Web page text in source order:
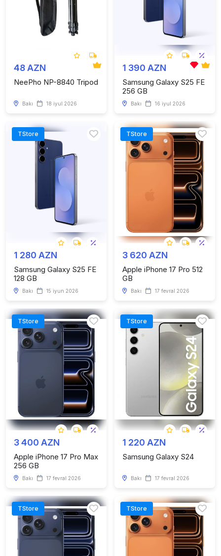
48 AZN
NeePho NP-8840 Tripod
Bakı 18 iyul 2026
1 390 AZN
Samsung Galaxy S25 FE
256 GB
Bakı 16 iyul 2026
TStore
1 280 AZN
Samsung Galaxy S25 FE
128 GB
Bakı 15 iyun 2026
TStore
3 620 AZN
Apple iPhone 17 Pro 512
GB
Bakı 17 fevral 2026
TStore
3 400 AZN
Apple iPhone 17 Pro Max
256 GB
Bakı 17 fevral 2026
TStore
1 220 AZN
Samsung Galaxy S24
Bakı 17 fevral 2026
TStore TStore